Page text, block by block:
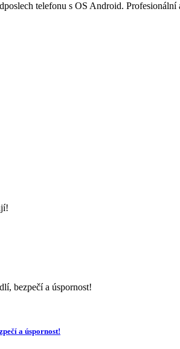
telefonu s OS Android. Profesionální
a úspornost!